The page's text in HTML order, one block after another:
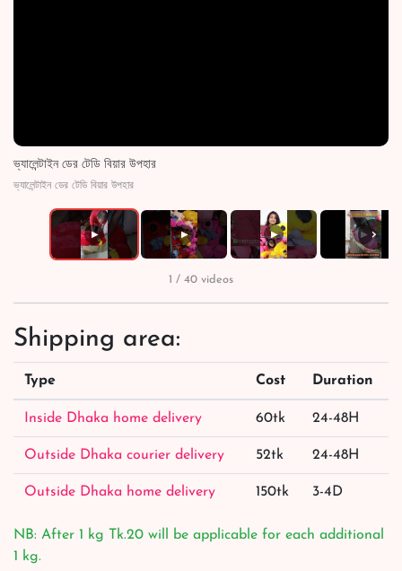
ভ্যালেন্টাইন ডের টেডি বিয়ার উপহার
ভ্যালেন্টাইন ডের টেডি বিয়ার উপহার
▶ ▶ ▶ ▶ ›
1 / 40 videos
Shipping area:
Type Cost Duration
Inside Dhaka home delivery 60tk 24-48H
Outside Dhaka courier delivery 52tk 24-48H
Outside Dhaka home delivery 150tk 3-4D
NB: After 1 kg Tk.20 will be applicable for each additional
1 kg.